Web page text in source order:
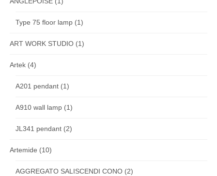
Type 75 floor lamp (1)
ART WORK STUDIO (1)
Artek (4)
A201 pendant (1)
A910 wall lamp (1)
JL341 pendant (2)
Artemide (10)
AGGREGATO SALISCENDI CONO (2)